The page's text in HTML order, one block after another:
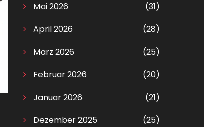
Mai 2026
(31)
April 2026
(28)
März 2026
(25)
Februar 2026
(20)
Januar 2026
(21)
Dezember 2025
(25)